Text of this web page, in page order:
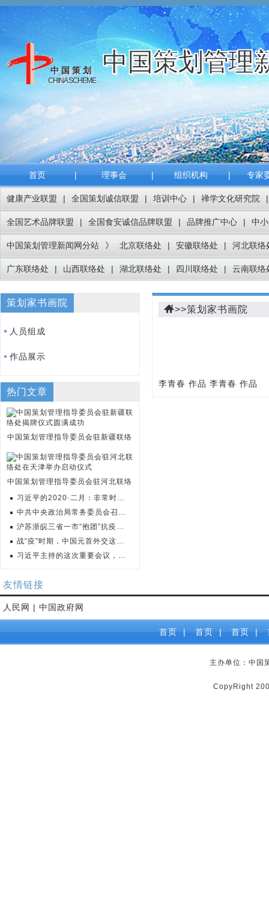
中国策划管理
中国策划
CHINA SCHEME
首页 | 理事会 | 组织机构 | 专家
健康产业联盟 | 全国策划诚信联盟 | 培训中心 | 禅学文化研究院 |
全国艺术品牌联盟 | 全国食安诚信品牌联盟 | 品牌推广中心 | 中
中国策划管理新闻网分站 》 北京联络处 | 安徽联络处 | 河北联络
广东联络处 | 山西联络处 | 湖北联络处 | 四川联络处 | 云南联络
策划家书画院
人员组成
作品展示
热门文章
中国策划管理指导委员会驻新疆联络
中国策划管理指导委员会驻河北联络
习近平的2020·二月：非常时期的“非
中共中央政治局常务委员会召开会议
沪苏浙皖三省一市“抱团”抗疫的奥
战“疫”时期，中国元首外交这样开展
习近平主持的这次重要会议，强调了两
>>策划家书画院
李青春 作品 李青春 作品
友情链接
人民网 | 中国政府网
首页 | 首页 | 首页 |
主办单位：中国
CopyRight